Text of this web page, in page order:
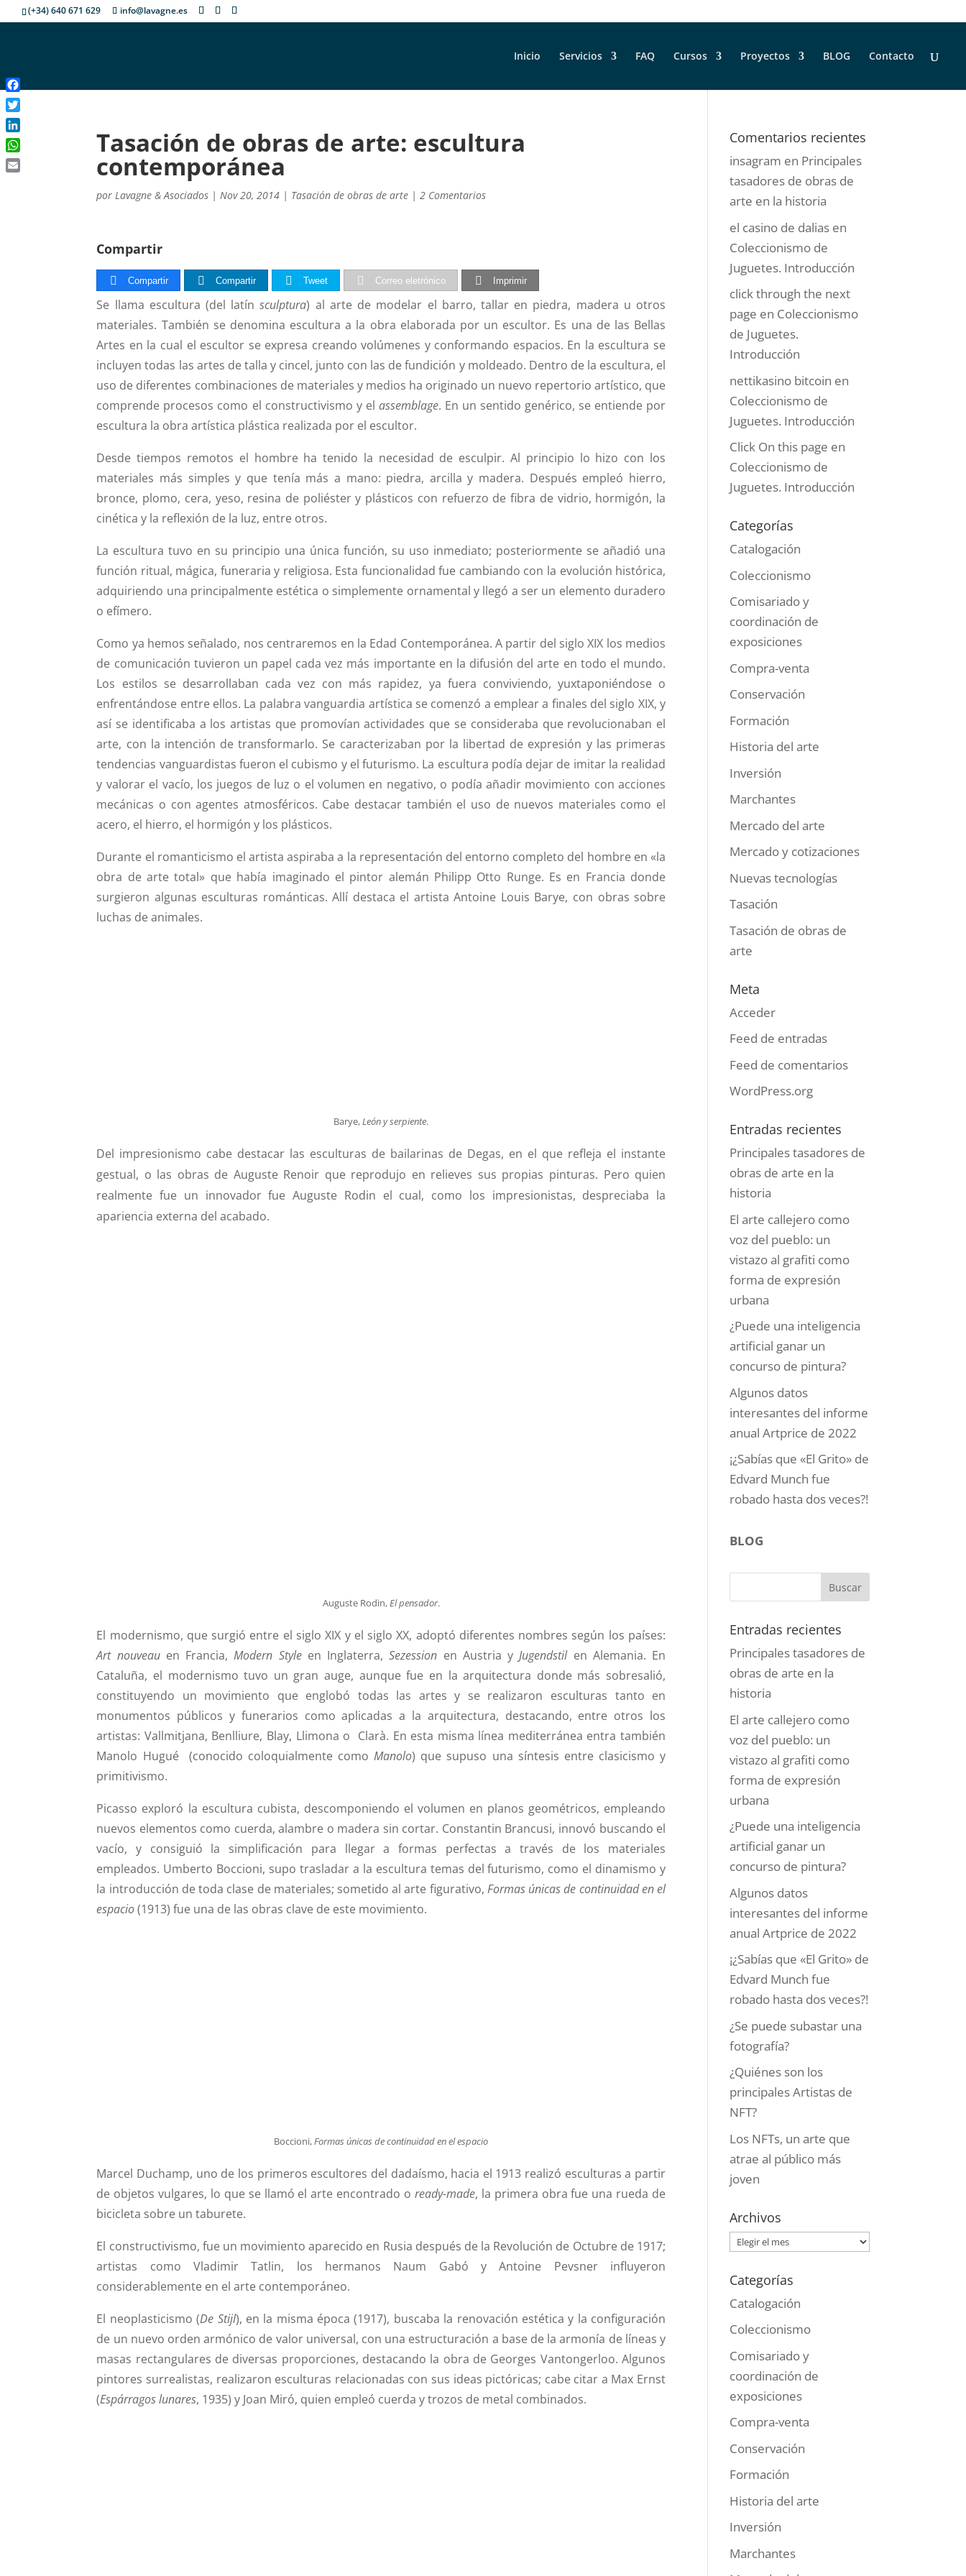
(+34) 640 671 629 info@lavagne.es
Inicio Servicios FAQ Cursos Proyectos BLOG Contacto
Tasación de obras de arte: escultura
contemporánea
porLavagne & Asociados |Nov 20, 2014 | Tasación de obras de arte |2 Comentarios
Compartir
Compartir Compartir Tweet Correo eletrónico Imprimir
Se llama escultura (del latínsculptura) al arte de modelar el barro, tallar en piedra, madera u otros
materiales. También se denomina escultura a la obra elaborada por un escultor. Es una de las Bellas
Artes en la cual el escultor se expresa creando volúmenes y conformando espacios. En la escultura se
incluyen todas las artes de talla y cincel, junto con las de fundición y moldeado. Dentro de la escultura, el
uso de diferentes combinaciones de materiales y medios ha originado un nuevo repertorio artístico, que
comprende procesos como el constructivismo y el assemblage. En un sentido genérico, se entiende por
escultura la obra artística plástica realizada por el escultor.
Desde tiempos remotos el hombre ha tenido la necesidad de esculpir. Al principio lo hizo con los
materiales más simples y que tenía más a mano: piedra, arcilla y madera. Después empleó hierro,
bronce, plomo, cera, yeso, resina de poliéster y plásticos con refuerzo de fibra de vidrio, hormigón, la
cinética y la reflexión de la luz, entre otros.
La escultura tuvo en su principio una única función, su uso inmediato; posteriormente se añadió una
función ritual, mágica, funeraria y religiosa. Esta funcionalidad fue cambiando con la evolución histórica,
adquiriendo una principalmente estética o simplemente ornamental y llegó a ser un elemento duradero
o efímero.
Como ya hemos señalado, nos centraremos en la Edad Contemporánea. A partir del siglo XIX los medios
de comunicación tuvieron un papel cada vez más importante en la difusión del arte en todo el mundo.
Los estilos se desarrollaban cada vez con más rapidez, ya fuera conviviendo, yuxtaponiéndose o
enfrentándose entre ellos. La palabra vanguardia artística se comenzó a emplear a finales del siglo XIX, y
así se identificaba a los artistas que promovían actividades que se consideraba que revolucionaban el
arte, con la intención de transformarlo. Se caracterizaban por la libertad de expresión y las primeras
tendencias vanguardistas fueron el cubismo y el futurismo. La escultura podía dejar de imitar la realidad
y valorar el vacío, los juegos de luz o el volumen en negativo, o podía añadir movimiento con acciones
mecánicas o con agentes atmosféricos. Cabe destacar también el uso de nuevos materiales como el
acero, el hierro, el hormigón y los plásticos.
Durante el romanticismo el artista aspiraba a la representación del entorno completo del hombre en «la
obra de arte total» que había imaginado el pintor alemán Philipp Otto Runge. Es en Francia donde
surgieron algunas esculturas románticas. Allí destaca el artista Antoine Louis Barye, con obras sobre
luchas de animales.
Barye,León y serpiente.
Del impresionismo cabe destacar las esculturas de bailarinas de Degas, en el que refleja el instante
gestual, o las obras de Auguste Renoir que reprodujo en relieves sus propias pinturas. Pero quien
realmente fue un innovador fue Auguste Rodin el cual, como los impresionistas, despreciaba la
apariencia externa del acabado.
Auguste Rodin,El pensador.
El modernismo, que surgió entre el siglo XIX y el siglo XX, adoptó diferentes nombres según los países:
Art nouveauen Francia,Modern Styleen Inglaterra,Sezession en Austria yJugendstilen Alemania. En
Cataluña, el modernismo tuvo un gran auge, aunque fue en la arquitectura donde más sobresalió,
constituyendo un movimiento que englobó todas las artes y se realizaron esculturas tanto en
monumentos públicos y funerarios como aplicadas a la arquitectura, destacando, entre otros los
artistas: Vallmitjana, Benlliure, Blay, Llimona o Clarà. En esta misma línea mediterránea entra también
Manolo Hugué (conocido coloquialmente comoManolo) que supuso una síntesis entre clasicismo y
primitivismo.
Picasso exploró la escultura cubista, descomponiendo el volumen en planos geométricos, empleando
nuevos elementos como cuerda, alambre o madera sin cortar. Constantin Brancusi, innovó buscando el
vacío, y consiguió la simplificación para llegar a formas perfectas a través de los materiales
empleados. Umberto Boccioni, supo trasladar a la escultura temas del futurismo, como el dinamismo y
la introducción de toda clase de materiales; sometido al arte figurativo, Formas únicas de continuidad en el
espacio(1913) fue una de las obras clave de este movimiento.
Boccioni,Formas únicas de continuidad en el espacio
Marcel Duchamp, uno de los primeros escultores del dadaísmo, hacia el 1913 realizó esculturas a partir
de objetos vulgares, lo que se llamó el arte encontrado o ready-made, la primera obra fue una rueda de
bicicleta sobre un taburete.
El constructivismo, fue un movimiento aparecido en Rusia después de la Revolución de Octubre de 1917;
artistas como Vladimir Tatlin, los hermanos Naum Gabó y Antoine Pevsner influyeron
considerablemente en el arte contemporáneo.
El neoplasticismo (De Stijl), en la misma época (1917), buscaba la renovación estética y la configuración
de un nuevo orden armónico de valor universal, con una estructuración a base de la armonía de líneas y
masas rectangulares de diversas proporciones, destacando la obra de Georges Vantongerloo. Algunos
pintores surrealistas, realizaron esculturas relacionadas con sus ideas pictóricas; cabe citar a Max Ernst
(Espárragos lunares, 1935) y Joan Miró, quien empleó cuerda y trozos de metal combinados.
Comentarios recientes
insagram en Principales
tasadores de obras de
arte en la historia
el casino de dalias en
Coleccionismo de
Juguetes. Introducción
click through the next
page en Coleccionismo
de Juguetes.
Introducción
nettikasino bitcoin en
Coleccionismo de
Juguetes. Introducción
Click On this page en
Coleccionismo de
Juguetes. Introducción
Categorías
Catalogación
Coleccionismo
Comisariado y
coordinación de
exposiciones
Compra-venta
Conservación
Formación
Historia del arte
Inversión
Marchantes
Mercado del arte
Mercado y cotizaciones
Nuevas tecnologías
Tasación
Tasación de obras de
arte
Meta
Acceder
Feed de entradas
Feed de comentarios
WordPress.org
Entradas recientes
Principales tasadores de
obras de arte en la
historia
El arte callejero como
voz del pueblo: un
vistazo al grafiti como
forma de expresión
urbana
¿Puede una inteligencia
artificial ganar un
concurso de pintura?
Algunos datos
interesantes del informe
anual Artprice de 2022
¡¿Sabías que «El Grito» de
Edvard Munch fue
robado hasta dos veces?!
BLOG
Entradas recientes
Principales tasadores de
obras de arte en la
historia
El arte callejero como
voz del pueblo: un
vistazo al grafiti como
forma de expresión
urbana
¿Puede una inteligencia
artificial ganar un
concurso de pintura?
Algunos datos
interesantes del informe
anual Artprice de 2022
¡¿Sabías que «El Grito» de
Edvard Munch fue
robado hasta dos veces?!
¿Se puede subastar una
fotografía?
¿Quiénes son los
principales Artistas de
NFT?
Los NFTs, un arte que
atrae al público más
joven
Archivos
Archivos
Categorías
Catalogación
Coleccionismo
Comisariado y
coordinación de
exposiciones
Compra-venta
Conservación
Formación
Historia del arte
Inversión
Marchantes
Facebook
Twitter
LinkedIn
WhatsApp